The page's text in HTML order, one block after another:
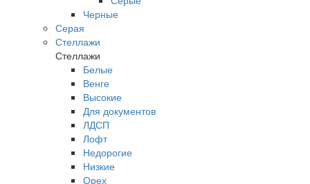
Черные
Серая
Стеллажи
Стеллажи
Белые
Венге
Высокие
Для документов
ЛДСП
Лофт
Недорогие
Низкие
Орех